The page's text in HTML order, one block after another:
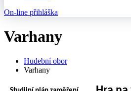
On-line přihláška
Varhany
Hudební obor
Varhany